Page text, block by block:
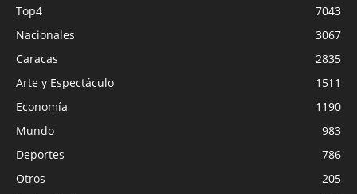
Top4
7043
Nacionales
3067
Caracas
2835
Arte y Espectáculo
1511
Economía
1190
Mundo
983
Deportes
786
Otros
205